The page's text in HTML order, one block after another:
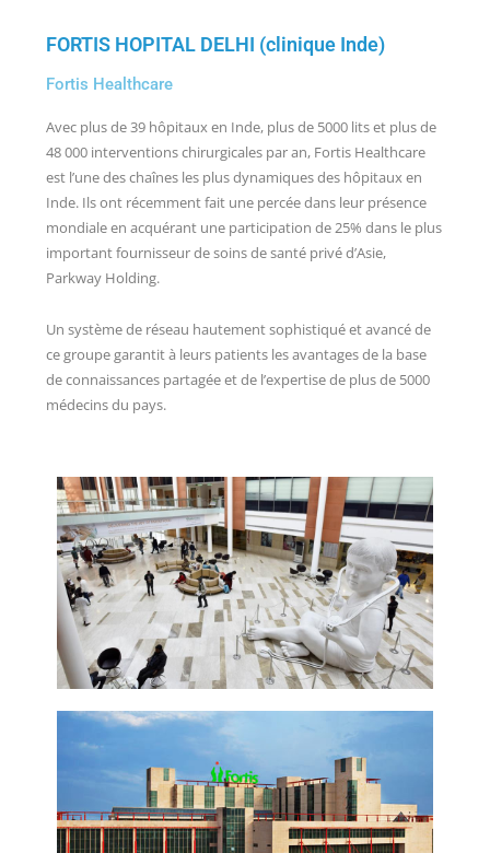
FORTIS HOPITAL DELHI (clinique Inde)
Fortis Healthcare
Avec plus de 39 hôpitaux en Inde, plus de 5000 lits et plus de
48 000 interventions chirurgicales par an, Fortis Healthcare
est l’une des chaînes les plus dynamiques des hôpitaux en
Inde. Ils ont récemment fait une percée dans leur présence
mondiale en acquérant une participation de 25% dans le plus
important fournisseur de soins de santé privé d’Asie,
Parkway Holding.
Un système de réseau hautement sophistiqué et avancé de
ce groupe garantit à leurs patients les avantages de la base
de connaissances partagée et de l’expertise de plus de 5000
médecins du pays.